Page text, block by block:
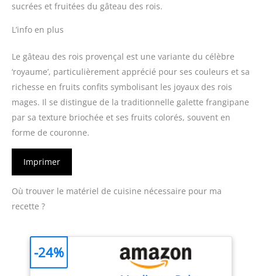
sucrées et fruitées du gâteau des rois.
L’info en plus
Le gâteau des rois provençal est une variante du célèbre
‘royaume’, particulièrement apprécié pour ses couleurs et sa
richesse en fruits confits symbolisant les joyaux des rois
mages. Il se distingue de la traditionnelle galette frangipane
par sa texture briochée et ses fruits colorés, souvent en
forme de couronne.
Imprimer
Où trouver le matériel de cuisine nécessaire pour ma
recette ?
-24%